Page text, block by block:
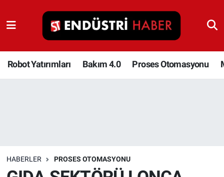
Robot Yatırımları Bakım 4.0 Proses Otomasyonu
HABERLER PROSES OTOMASYONU
Robot Yatırımları
Bakım 4.0
Depolama Çözümleri